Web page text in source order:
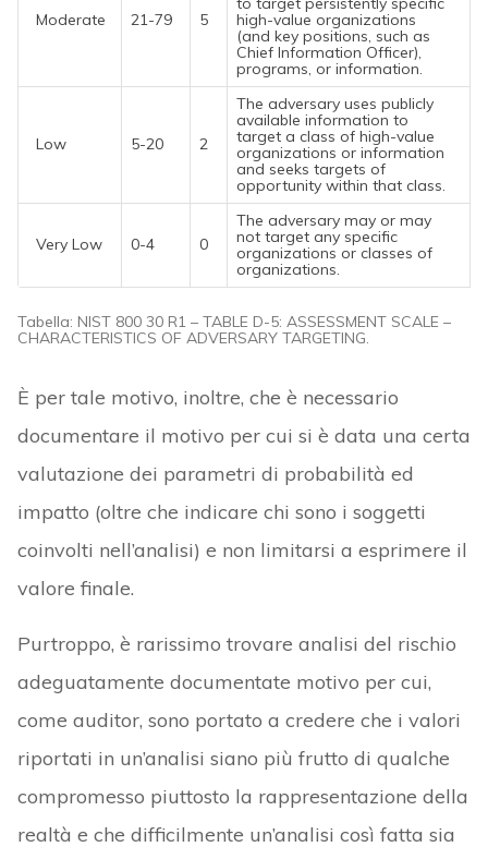
Moderate 21-79 5
high-value organizations
(and key positions, such as
Chief Information Officer),
programs, or information.
Low 5-20 2
The adversary uses publicly
available information to
target a class of high-value
organizations or information
and seeks targets of
opportunity within that class.
Very Low 0-4 0
The adversary may or may
not target any specific
organizations or classes of
organizations.
Tabella: NIST 800 30 R1 – TABLE D-5: ASSESSMENT SCALE –
CHARACTERISTICS OF ADVERSARY TARGETING.
È per tale motivo, inoltre, che è necessario
documentare il motivo per cui si è data una certa
valutazione dei parametri di probabilità ed
impatto (oltre che indicare chi sono i soggetti
coinvolti nell’analisi) e non limitarsi a esprimere il
valore finale.
Purtroppo, è rarissimo trovare analisi del rischio
adeguatamente documentate motivo per cui,
come auditor, sono portato a credere che i valori
riportati in un’analisi siano più frutto di qualche
compromesso piuttosto la rappresentazione della
realtà e che difficilmente un’analisi così fatta sia